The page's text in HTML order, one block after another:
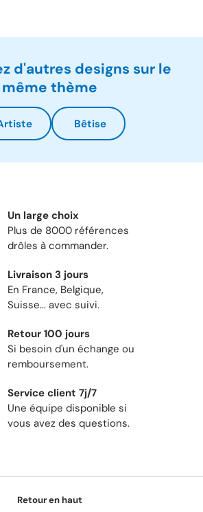
d'autres designs sur le
même thème
Bêtise
Un large choix
Plus de 8000 références
drôles à commander.
Livraison 3 jours
En France, Belgique,
Suisse... avec suivi.
Retour 100 jours
Si besoin d'un échange ou
remboursement.
Service client 7j/7
Une équipe disponible si
vous avez des questions.
Retour en haut